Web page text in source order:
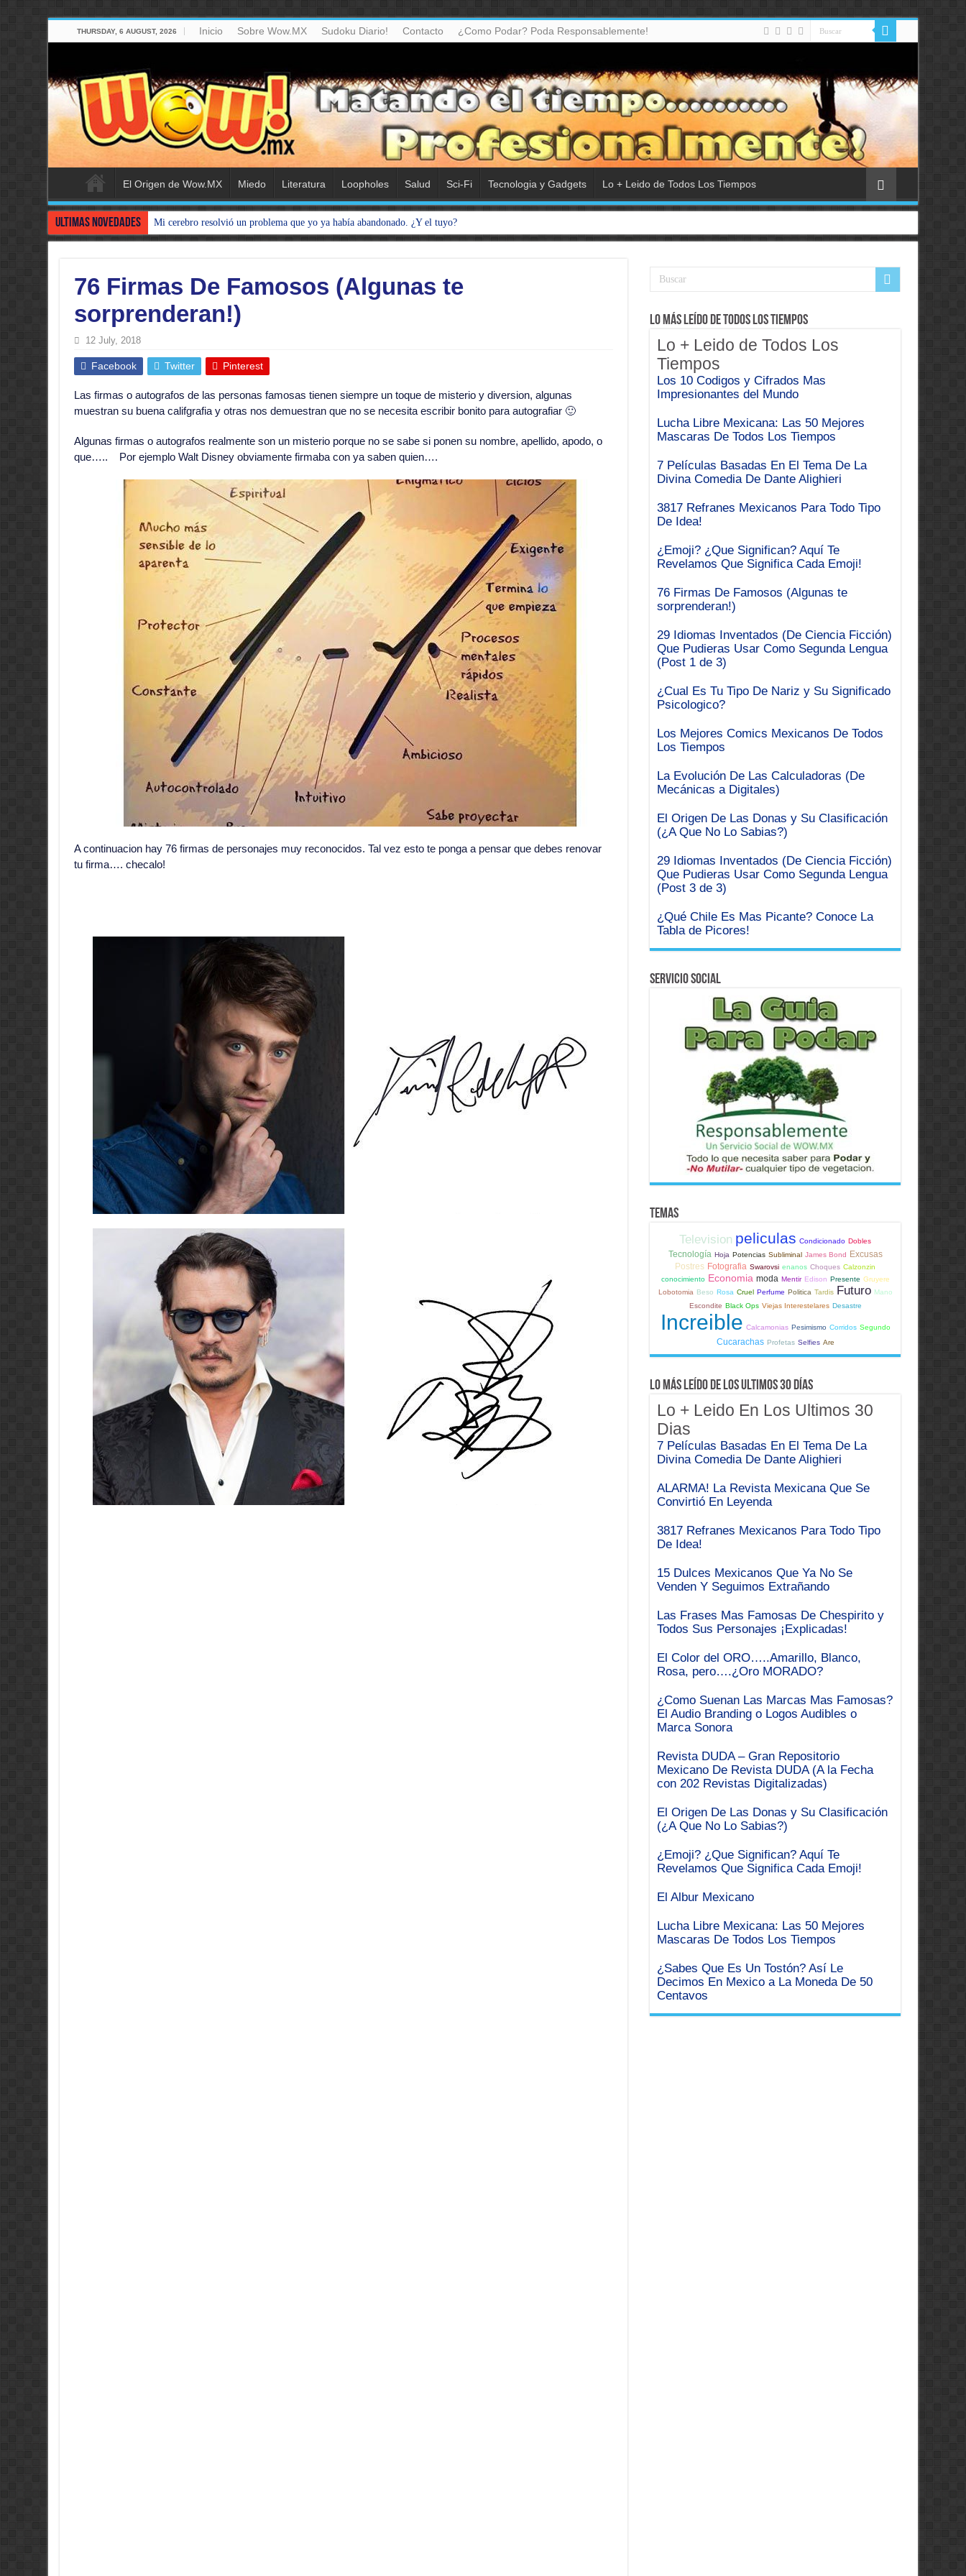
THURSDAY, 6 AUGUST, 2026 Inicio Sobre Wow.MX Sudoku Diario! Contacto ¿Como Podar? Poda Responsablemente!
El Origen de Wow.MX Miedo Literatura Loopholes Salud Sci-Fi Tecnologia y Gadgets Lo + Leido de Todos Los Tiempos
Ultimas Novedades Mi cerebro resolvió un problema que yo ya había abandonado. ¿Y el tuyo?
76 Firmas De Famosos (Algunas te
sorprenderan!)
12 July, 2018
Facebook Twitter Pinterest
Las firmas o autografos de las personas famosas tienen siempre un toque de misterio y diversion, algunas
muestran su buena califgrafia y otras nos demuestran que no se necesita escribir bonito para autografiar 🙂
Algunas firmas o autografos realmente son un misterio porque no se sabe si ponen su nombre, apellido, apodo, o
que….. Por ejemplo Walt Disney obviamente firmaba con ya saben quien….
A continuacion hay 76 firmas de personajes muy reconocidos. Tal vez esto te ponga a pensar que debes renovar
tu firma…. checalo!
Lo Más Leído de Todos Los Tiempos
Lo + Leido de Todos Los
Tiempos
Los 10 Codigos y Cifrados Mas
Impresionantes del Mundo
Lucha Libre Mexicana: Las 50 Mejores
Mascaras De Todos Los Tiempos
7 Películas Basadas En El Tema De La
Divina Comedia De Dante Alighieri
3817 Refranes Mexicanos Para Todo Tipo
De Idea!
¿Emoji? ¿Que Significan? Aquí Te
Revelamos Que Significa Cada Emoji!
76 Firmas De Famosos (Algunas te
sorprenderan!)
29 Idiomas Inventados (De Ciencia Ficción)
Que Pudieras Usar Como Segunda Lengua
(Post 1 de 3)
¿Cual Es Tu Tipo De Nariz y Su Significado
Psicologico?
Los Mejores Comics Mexicanos De Todos
Los Tiempos
La Evolución De Las Calculadoras (De
Mecánicas a Digitales)
El Origen De Las Donas y Su Clasificación
(¿A Que No Lo Sabias?)
29 Idiomas Inventados (De Ciencia Ficción)
Que Pudieras Usar Como Segunda Lengua
(Post 3 de 3)
¿Qué Chile Es Mas Picante? Conoce La
Tabla de Picores!
Servicio Social
Temas
Television peliculas Condicionado Dobles
Tecnología Hoja Potencias Subliminal James Bond Excusas
Postres Fotografia Swarovsi enanos Choques Calzonzin
conocimiento Economia moda Mentir Edison Presente Gruyere
Lobotomia Beso Rosa Cruel Perfume Politica Tardis Futuro Mano
Escondite Black Ops Viejas Interestelares Desastre
Increible Calcamonias Pesimismo Corridos Segundo
Cucarachas Profetas Selfies Are
Lo Más Leído de Los Ultimos 30 Días
Lo + Leido En Los Ultimos 30
Dias
7 Películas Basadas En El Tema De La
Divina Comedia De Dante Alighieri
ALARMA! La Revista Mexicana Que Se
Convirtió En Leyenda
3817 Refranes Mexicanos Para Todo Tipo
De Idea!
15 Dulces Mexicanos Que Ya No Se
Venden Y Seguimos Extrañando
Las Frases Mas Famosas De Chespirito y
Todos Sus Personajes ¡Explicadas!
El Color del ORO…..Amarillo, Blanco,
Rosa, pero….¿Oro MORADO?
¿Como Suenan Las Marcas Mas Famosas?
El Audio Branding o Logos Audibles o
Marca Sonora
Revista DUDA – Gran Repositorio
Mexicano De Revista DUDA (A la Fecha
con 202 Revistas Digitalizadas)
El Origen De Las Donas y Su Clasificación
(¿A Que No Lo Sabias?)
¿Emoji? ¿Que Significan? Aquí Te
Revelamos Que Significa Cada Emoji!
El Albur Mexicano
Lucha Libre Mexicana: Las 50 Mejores
Mascaras De Todos Los Tiempos
¿Sabes Que Es Un Tostón? Así Le
Decimos En Mexico a La Moneda De 50
Centavos